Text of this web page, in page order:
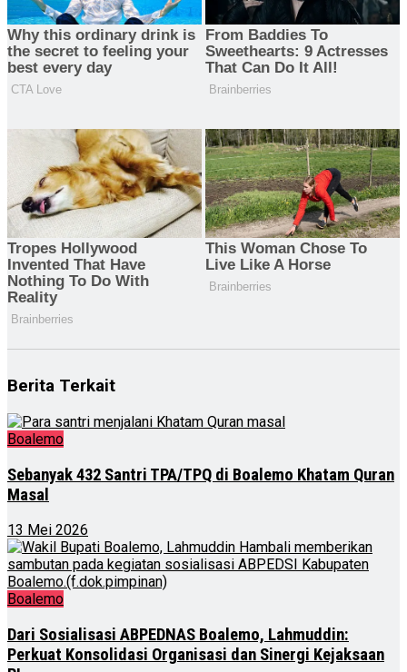
Berita Terkait
Boalemo
Sebanyak 432 Santri TPA/TPQ di Boalemo Khatam Quran
Masal
13 Mei 2026
Boalemo
Dari Sosialisasi ABPEDNAS Boalemo, Lahmuddin:
Perkuat Konsolidasi Organisasi dan Sinergi Kejaksaan